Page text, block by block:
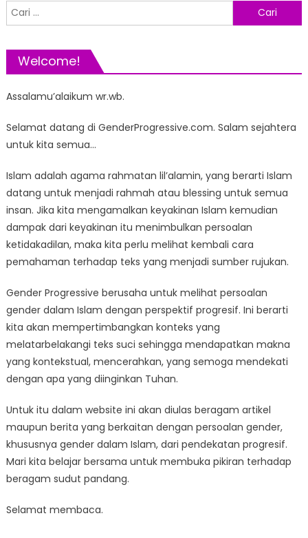
Cari
untuk:
Welcome!
Assalamu’alaikum wr.wb.
Selamat datang di GenderProgressive.com. Salam sejahtera
untuk kita semua…
Islam adalah agama rahmatan lil’alamin, yang berarti Islam
datang untuk menjadi rahmah atau blessing untuk semua
insan. Jika kita mengamalkan keyakinan Islam kemudian
dampak dari keyakinan itu menimbulkan persoalan
ketidakadilan, maka kita perlu melihat kembali cara
pemahaman terhadap teks yang menjadi sumber rujukan.
Gender Progressive berusaha untuk melihat persoalan
gender dalam Islam dengan perspektif progresif. Ini berarti
kita akan mempertimbangkan konteks yang
melatarbelakangi teks suci sehingga mendapatkan makna
yang kontekstual, mencerahkan, yang semoga mendekati
dengan apa yang diinginkan Tuhan.
Untuk itu dalam website ini akan diulas beragam artikel
maupun berita yang berkaitan dengan persoalan gender,
khususnya gender dalam Islam, dari pendekatan progresif.
Mari kita belajar bersama untuk membuka pikiran terhadap
beragam sudut pandang.
Selamat membaca.